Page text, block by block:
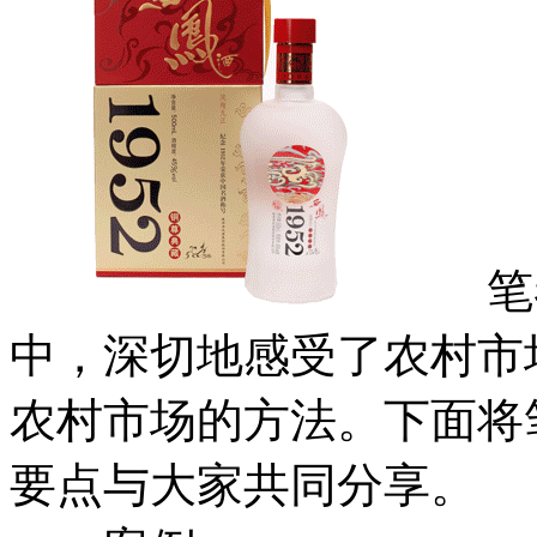
笔者
中，深切地感受了农村
农村市场的方法。下面
要点与大家共同分享。